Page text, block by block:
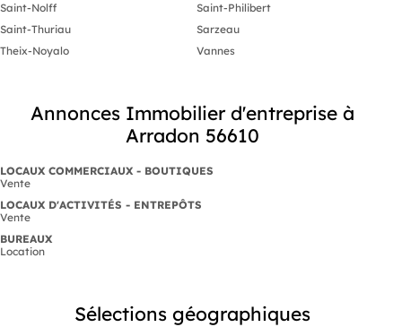
Saint-Nolff
Saint-Philibert
Saint-Thuriau
Sarzeau
Theix-Noyalo
Vannes
Annonces Immobilier d'entreprise à
Arradon 56610
LOCAUX COMMERCIAUX - BOUTIQUES
Vente
LOCAUX D'ACTIVITÉS - ENTREPÔTS
Vente
BUREAUX
Location
Sélections géographiques